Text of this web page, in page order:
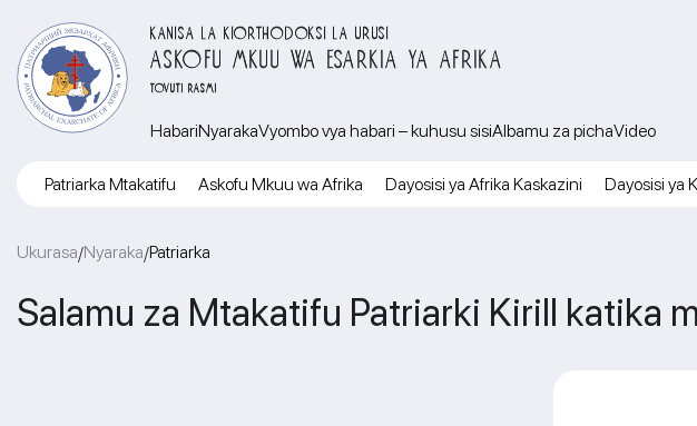
KANISA LA KIORTHODOKSI LA URUSI
ASKOFU MKUU WA ESARKIA YA AFRIKA
TOVUTI RASMI
HabariNyarakaVyombo vya habari – kuhusu sisiAlbamu za pichaVideo
Patriarka Mtakatifu Askofu Mkuu wa Afrika Dayosisi ya Afrika Kaskazini Dayosisi ya
Ukurasa/Nyaraka/Patriarka
Salamu za Mtakatifu Patriarki Kirill katika